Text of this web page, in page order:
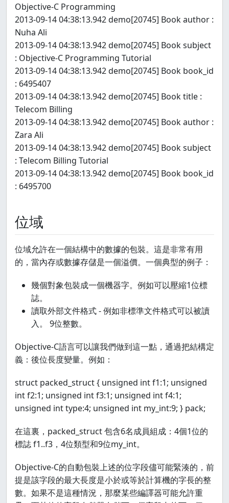
Objective-C Programming
2013-09-14 04:38:13.942 demo[20745] Book author :
Nuha Ali
2013-09-14 04:38:13.942 demo[20745] Book subject
: Objective-C Programming Tutorial
2013-09-14 04:38:13.942 demo[20745] Book book_id
: 6495407
2013-09-14 04:38:13.942 demo[20745] Book title :
Telecom Billing
2013-09-14 04:38:13.942 demo[20745] Book author :
Zara Ali
2013-09-14 04:38:13.942 demo[20745] Book subject
: Telecom Billing Tutorial
2013-09-14 04:38:13.942 demo[20745] Book book_id
: 6495700
位域
位域允許在一個結構中的數據的包裝。這是非常有用
的，當內存或數據存儲是一個溢價。一個典型的例子：
幾個對象包裝成一個機器字。例如可以壓縮1位標
誌。
讀取外部文件格式 - 例如非標準文件格式可以被讀
入。 9位整數。
Objective-C語言可以讓我們做到這一點，通過把結構定
義：後位長度變量。例如：
struct packed_struct { unsigned int f1:1; unsigned
int f2:1; unsigned int f3:1; unsigned int f4:1;
unsigned int type:4; unsigned int my_int:9; } pack;
在這裏，packed_struct 包含6名成員組成：4個1位的
標誌 f1..f3，4位類型和9位my_int。
Objective-C的自動包裝上述的位字段儘可能緊湊的，前
提是該字段的最大長度是小於或等於計算機的字長的整
數。如果不是這種情況，那麼某些編譯器可能允許重